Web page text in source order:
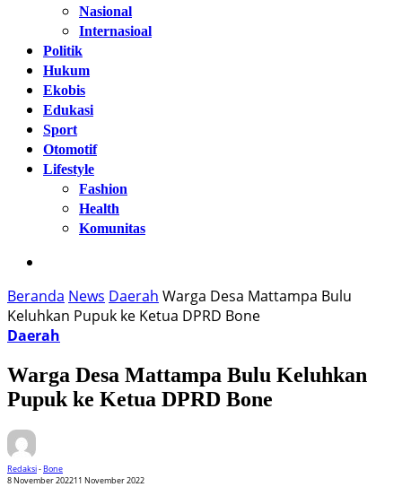
Nasional
Internasioal
Politik
Hukum
Ekobis
Edukasi
Sport
Otomotif
Lifestyle
Fashion
Health
Komunitas
Beranda News Daerah Warga Desa Mattampa Bulu
Keluhkan Pupuk ke Ketua DPRD Bone
Daerah
Warga Desa Mattampa Bulu Keluhkan
Pupuk ke Ketua DPRD Bone
Redaksi-Bone
8 November 202211 November 2022